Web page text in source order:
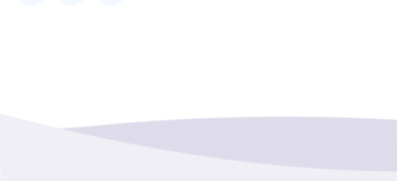
GOBERNACION PROVINCIAL DE TALCA